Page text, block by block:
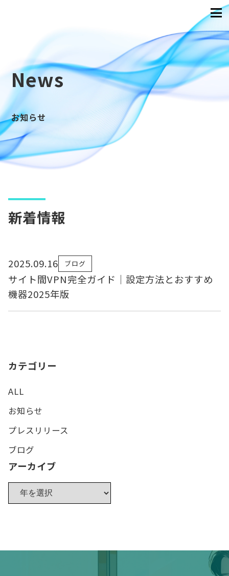
News
お知らせ
新着情報
2025.09.16 ブログ
サイト間VPN完全ガイド｜設定方法とおすすめ
機器2025年版
カテゴリー
ALL
お知らせ
プレスリリース
ブログ
アーカイブ